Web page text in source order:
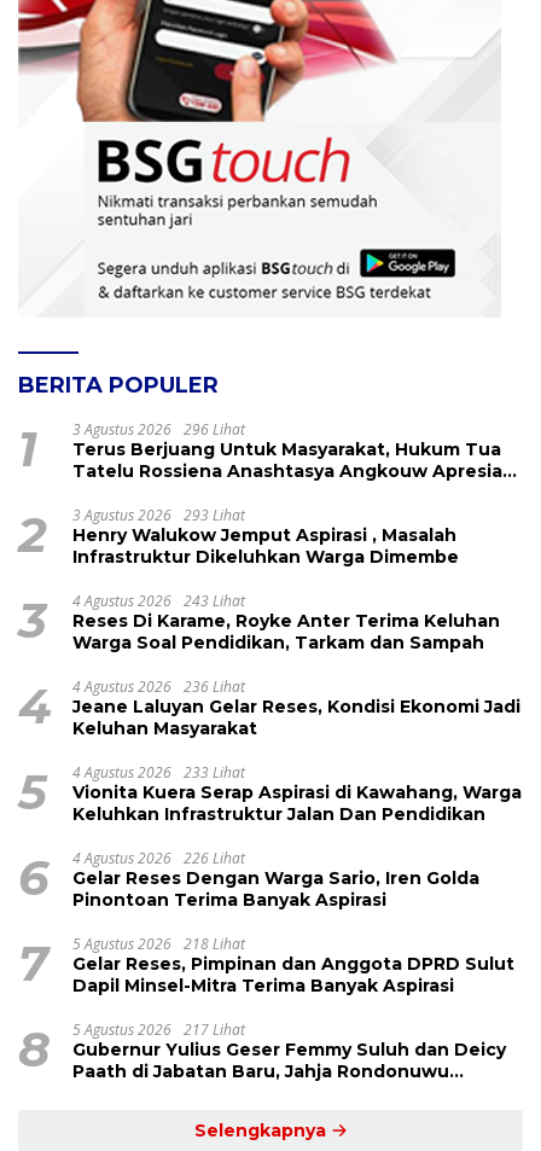
BERITA POPULER
1 3 Agustus 2026 296 Lihat
Terus Berjuang Untuk Masyarakat, Hukum Tua
Tatelu Rossiena Anashtasya Angkouw Apresiasi
2 3 Agustus 2026 293 Lihat
Henry Walukow Jemput Aspirasi , Masalah
Infrastruktur Dikeluhkan Warga Dimembe
3 4 Agustus 2026 243 Lihat
Reses Di Karame, Royke Anter Terima Keluhan
Warga Soal Pendidikan, Tarkam dan Sampah
4 4 Agustus 2026 236 Lihat
Jeane Laluyan Gelar Reses, Kondisi Ekonomi Jadi
Keluhan Masyarakat
5 4 Agustus 2026 233 Lihat
Vionita Kuera Serap Aspirasi di Kawahang, Warga
Keluhkan Infrastruktur Jalan Dan Pendidikan
6 4 Agustus 2026 226 Lihat
Gelar Reses Dengan Warga Sario, Iren Golda
Pinontoan Terima Banyak Aspirasi
7 5 Agustus 2026 218 Lihat
Gelar Reses, Pimpinan dan Anggota DPRD Sulut
Dapil Minsel-Mitra Terima Banyak Aspirasi
8 5 Agustus 2026 217 Lihat
Gubernur Yulius Geser Femmy Suluh dan Deicy
Paath di Jabatan Baru, Jahja Rondonuwu
Selengkapnya